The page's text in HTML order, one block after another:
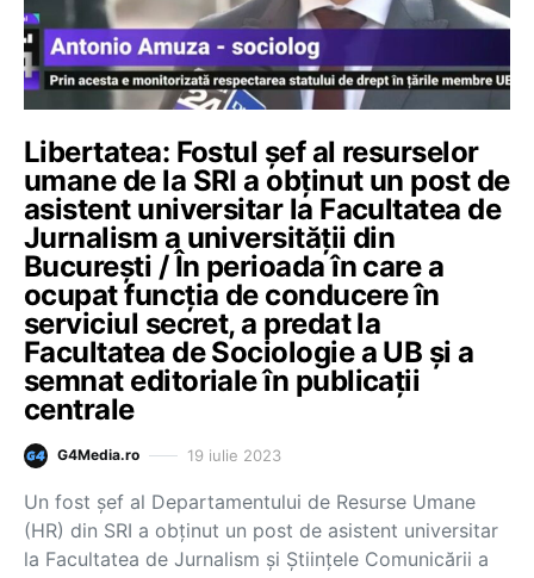
Libertatea: Fostul șef al resurselor
umane de la SRI a obținut un post de
asistent universitar la Facultatea de
Jurnalism a universității din
București / În perioada în care a
ocupat funcția de conducere în
serviciul secret, a predat la
Facultatea de Sociologie a UB și a
semnat editoriale în publicații
centrale
G4Media.ro 19 iulie 2023
Un fost șef al Departamentului de Resurse Umane
(HR) din SRI a obținut un post de asistent universitar
la Facultatea de Jurnalism și Științele Comunicării a